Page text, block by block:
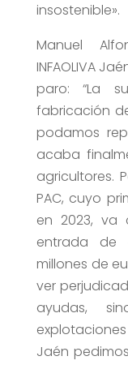
insostenible».
Manuel
INFAOLIVA
paro: “La
fabricación
podamos
acaba
agricultores.
PAC, cuyo
en 2023, va
entrada de
millones de
ver
ayudas,
Jaén